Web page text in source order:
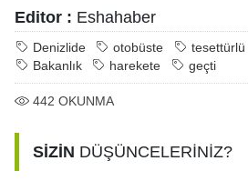
Editor : Eshahaber
Denizlide otobüste tesettürlü
Bakanlık
harekete geçti
442 OKUNMA
SİZİN DÜŞÜNCELERİNİZ?